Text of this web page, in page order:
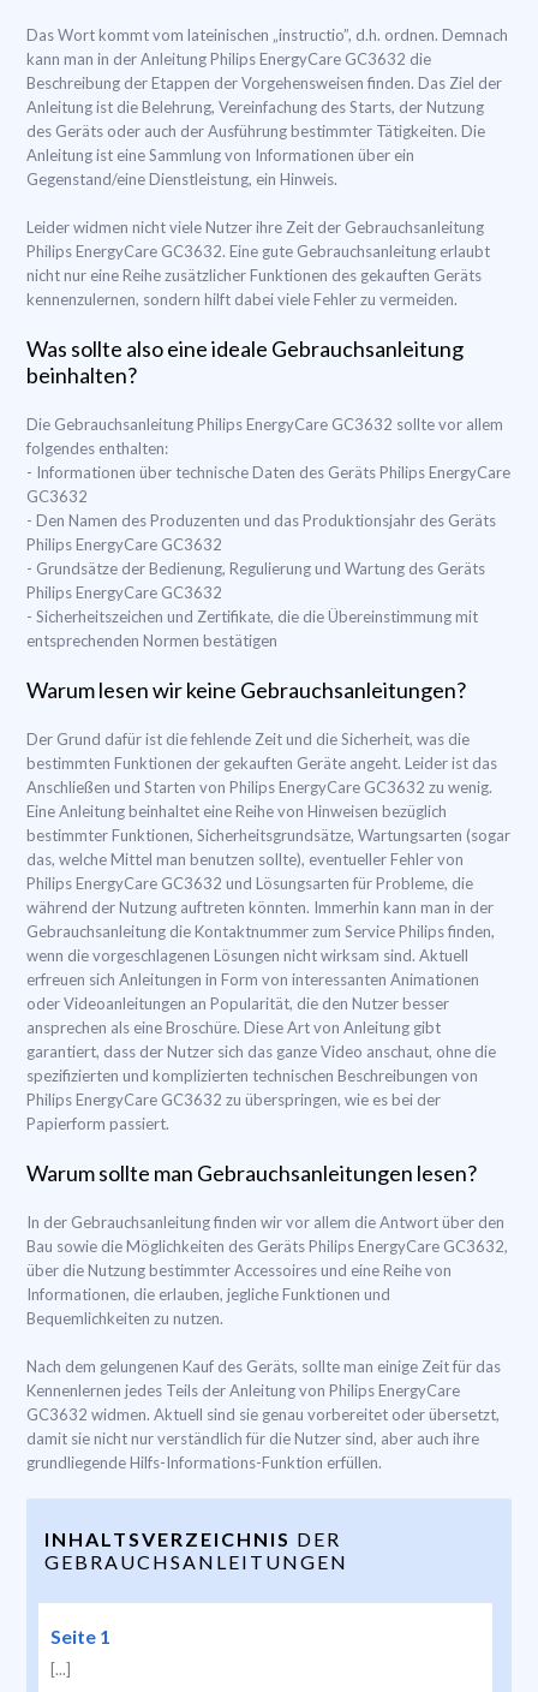
Das Wort kommt vom lateinischen „instructio”, d.h. ordnen. Demnach
kann man in der Anleitung Philips EnergyCare GC3632 die
Beschreibung der Etappen der Vorgehensweisen finden. Das Ziel der
Anleitung ist die Belehrung, Vereinfachung des Starts, der Nutzung
des Geräts oder auch der Ausführung bestimmter Tätigkeiten. Die
Anleitung ist eine Sammlung von Informationen über ein
Gegenstand/eine Dienstleistung, ein Hinweis.
Leider widmen nicht viele Nutzer ihre Zeit der Gebrauchsanleitung
Philips EnergyCare GC3632. Eine gute Gebrauchsanleitung erlaubt
nicht nur eine Reihe zusätzlicher Funktionen des gekauften Geräts
kennenzulernen, sondern hilft dabei viele Fehler zu vermeiden.
Was sollte also eine ideale Gebrauchsanleitung
beinhalten?
Die Gebrauchsanleitung Philips EnergyCare GC3632 sollte vor allem
folgendes enthalten:
- Informationen über technische Daten des Geräts Philips EnergyCare
GC3632
- Den Namen des Produzenten und das Produktionsjahr des Geräts
Philips EnergyCare GC3632
- Grundsätze der Bedienung, Regulierung und Wartung des Geräts
Philips EnergyCare GC3632
- Sicherheitszeichen und Zertifikate, die die Übereinstimmung mit
entsprechenden Normen bestätigen
Warum lesen wir keine Gebrauchsanleitungen?
Der Grund dafür ist die fehlende Zeit und die Sicherheit, was die
bestimmten Funktionen der gekauften Geräte angeht. Leider ist das
Anschließen und Starten von Philips EnergyCare GC3632 zu wenig.
Eine Anleitung beinhaltet eine Reihe von Hinweisen bezüglich
bestimmter Funktionen, Sicherheitsgrundsätze, Wartungsarten (sogar
das, welche Mittel man benutzen sollte), eventueller Fehler von
Philips EnergyCare GC3632 und Lösungsarten für Probleme, die
während der Nutzung auftreten könnten. Immerhin kann man in der
Gebrauchsanleitung die Kontaktnummer zum Service Philips finden,
wenn die vorgeschlagenen Lösungen nicht wirksam sind. Aktuell
erfreuen sich Anleitungen in Form von interessanten Animationen
oder Videoanleitungen an Popularität, die den Nutzer besser
ansprechen als eine Broschüre. Diese Art von Anleitung gibt
garantiert, dass der Nutzer sich das ganze Video anschaut, ohne die
spezifizierten und komplizierten technischen Beschreibungen von
Philips EnergyCare GC3632 zu überspringen, wie es bei der
Papierform passiert.
Warum sollte man Gebrauchsanleitungen lesen?
In der Gebrauchsanleitung finden wir vor allem die Antwort über den
Bau sowie die Möglichkeiten des Geräts Philips EnergyCare GC3632,
über die Nutzung bestimmter Accessoires und eine Reihe von
Informationen, die erlauben, jegliche Funktionen und
Bequemlichkeiten zu nutzen.
Nach dem gelungenen Kauf des Geräts, sollte man einige Zeit für das
Kennenlernen jedes Teils der Anleitung von Philips EnergyCare
GC3632 widmen. Aktuell sind sie genau vorbereitet oder übersetzt,
damit sie nicht nur verständlich für die Nutzer sind, aber auch ihre
grundliegende Hilfs-Informations-Funktion erfüllen.
INHALTSVERZEICHNIS DER
GEBRAUCHSANLEITUNGEN
Seite 1
[...]